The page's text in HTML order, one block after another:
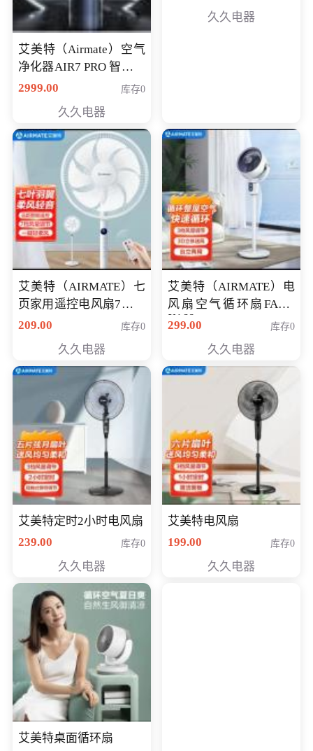
艾美特（Airmate）空气
净化器AIR7 PRO 智能全
屋空气循环负离子旗舰
2999.00 库存0
久久电器
鹅，白天鹅智能)
久久电器
艾美特（AIRMATE）七
页家用遥控电风扇7档风
量空气循环摇头立式落
定时落地式风扇CS35-
R20
209.00 库存0
久久电器
艾美特（AIRMATE）电
风扇空气循环扇FA18-
X168
299.00 库存0
久久电器
艾美特定时2小时电风扇
239.00
库存0
久久电器
艾美特电风扇
199.00
库存0
久久电器
艾美特桌面循环扇